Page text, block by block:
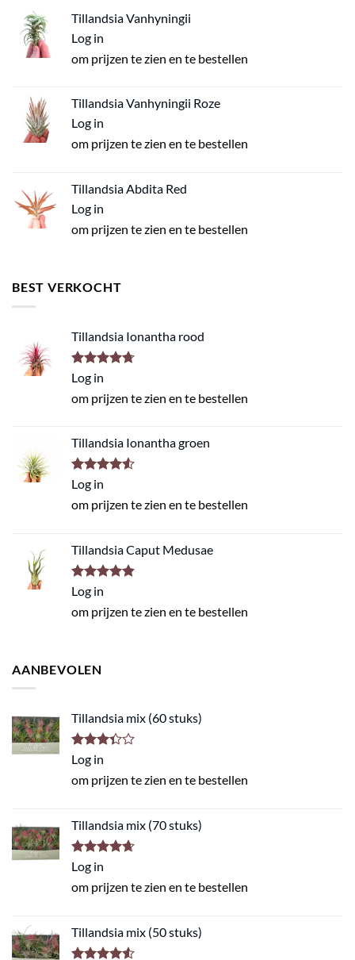
Tillandsia Vanhyningii
Log in
om prijzen te zien en te bestellen
Tillandsia Vanhyningii Roze
Log in
om prijzen te zien en te bestellen
Tillandsia Abdita Red
Log in
om prijzen te zien en te bestellen
BEST VERKOCHT
Tillandsia Ionantha rood
Gewaardeerd
4.67
Log in
om prijzen te zien en te bestellen
Tillandsia Ionantha groen
Gewaardeerd
4.50
Log in
om prijzen te zien en te bestellen
Tillandsia Caput Medusae
Gewaardeerd
4.80
Log in
om prijzen te zien en te bestellen
AANBEVOLEN
Tillandsia mix (60 stuks)
Gewaardeerd
3.33
5
Log in
om prijzen te zien en te bestellen
Tillandsia mix (70 stuks)
Gewaardeerd
4.61
Log in
om prijzen te zien en te bestellen
Tillandsia mix (50 stuks)